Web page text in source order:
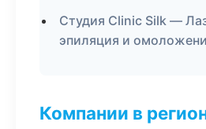
Студия Clinic Silk —
эпиляция и
Компании в